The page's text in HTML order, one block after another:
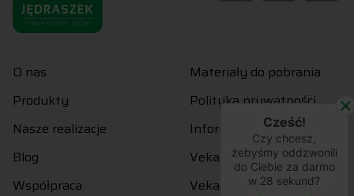
O nas
Produkty
Nasze realizacje
Blog
Współpraca
Materiały do pobrania
Polityka prywatności
Informacje prawne
Veka Perfectline
Veka Softline 82
Cześć!
Czy chcesz,
żebyśmy oddzwonili
do Ciebie za darmo
w 28 sekund?